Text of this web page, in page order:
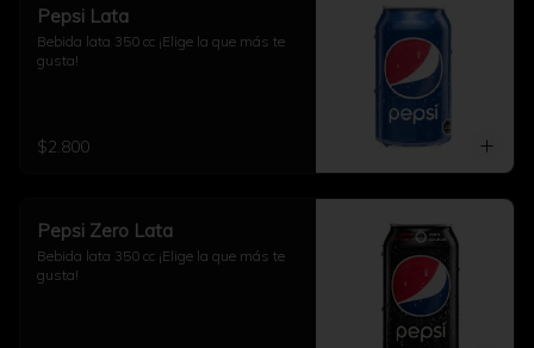
Pepsi Lata
Bebida lata 350 cc ¡Elige la que más te
gusta!
$2.800
Pepsi Zero Lata
Bebida lata 350 cc ¡Elige la que más te
gusta!